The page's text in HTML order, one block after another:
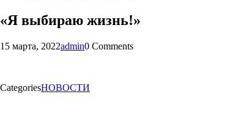
«Я выбираю жизнь!»
15 марта, 2022admin0 Comments
CategoriesНОВОСТИ